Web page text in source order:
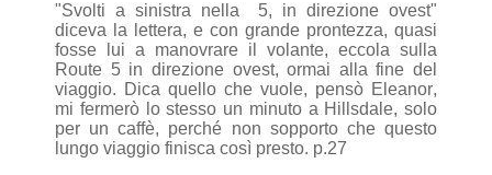
"Svolti a sinistra nella 5, in direzione ovest"
diceva la lettera, e con grande prontezza, quasi
fosse lui a manovrare il volante, eccola sulla
Route 5 in direzione ovest, ormai alla fine del
viaggio. Dica quello che vuole, pensò Eleanor,
mi fermerò lo stesso un minuto a Hillsdale, solo
per un caffè, perché non sopporto che questo
lungo viaggio finisca così presto. p.27